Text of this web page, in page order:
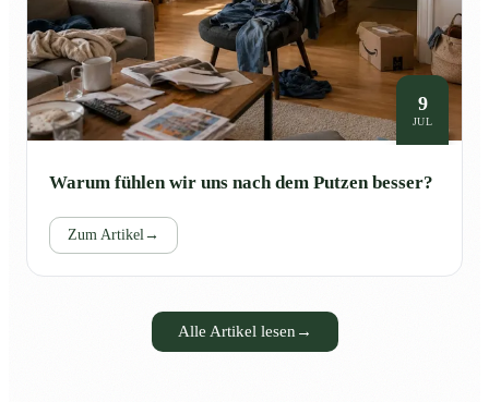
9
JUL
Warum fühlen wir uns nach dem Putzen besser?
Zum Artikel→
Alle Artikel lesen →